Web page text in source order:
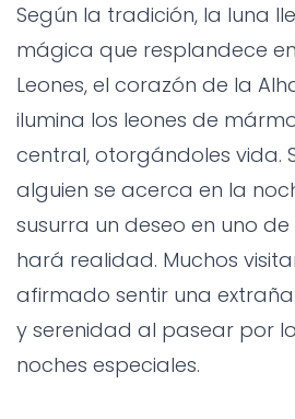
Según la tradición, la luna
mágica que resplandece
Leones, el corazón de la
ilumina los leones de
central, otorgándoles vida.
alguien se acerca en la
susurra un deseo en uno de
hará realidad. Muchos
afirmado sentir una
y serenidad al pasear por
noches especiales.